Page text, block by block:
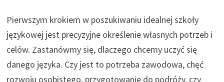
Pierwszym krokiem w poszukiwaniu idealnej szkoły
językowej jest precyzyjne określenie własnych potrzeb i
celów. Zastanówmy się, dlaczego chcemy uczyć się
danego języka. Czy jest to potrzeba zawodowa, chęć
rozwoju osobistego, przygotowanie do podróży, czy